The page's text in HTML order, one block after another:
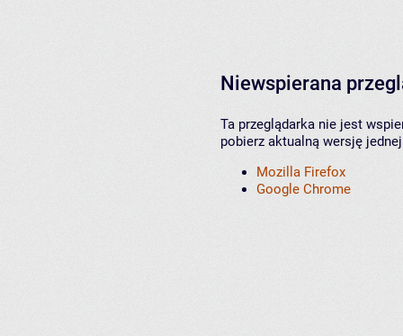
Niewspierana
Ta przeglądarka nie jest
pobierz aktualną wersję
Mozilla Firefox
Google Chrome